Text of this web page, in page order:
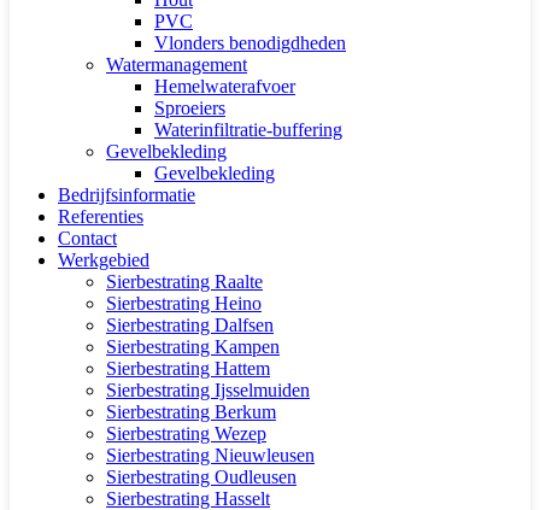
PVC
Vlonders benodigdheden
Watermanagement
Hemelwaterafvoer
Sproeiers
Waterinfiltratie-buffering
Gevelbekleding
Gevelbekleding
Bedrijfsinformatie
Referenties
Contact
Werkgebied
Sierbestrating Raalte
Sierbestrating Heino
Sierbestrating Dalfsen
Sierbestrating Kampen
Sierbestrating Hattem
Sierbestrating Ijsselmuiden
Sierbestrating Berkum
Sierbestrating Wezep
Sierbestrating Nieuwleusen
Sierbestrating Oudleusen
Sierbestrating Hasselt